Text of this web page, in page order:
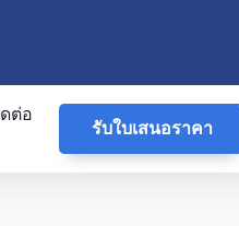
ต่อ
รับใบเสนอราคา